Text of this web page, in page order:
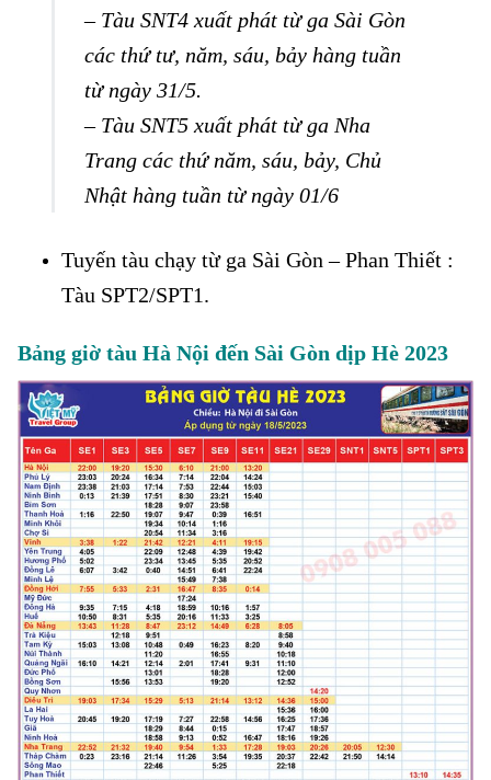
– Tàu SNT4 xuất phát từ ga Sài Gòn
các thứ tư, năm, sáu, bảy hàng tuần
từ ngày 31/5.
– Tàu SNT5 xuất phát từ ga Nha
Trang các thứ năm, sáu, bảy, Chủ
Nhật hàng tuần từ ngày 01/6
Tuyến tàu chạy từ ga Sài Gòn – Phan Thiết :
Tàu SPT2/SPT1.
Bảng giờ tàu Hà Nội đến Sài Gòn dịp Hè 2023